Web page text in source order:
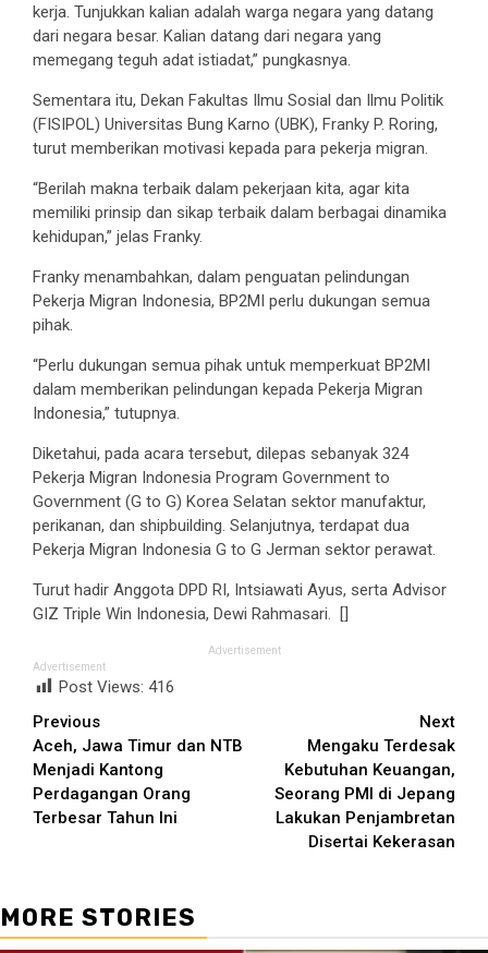
kerja. Tunjukkan kalian adalah warga negara yang datang
dari negara besar. Kalian datang dari negara yang
memegang teguh adat istiadat,” pungkasnya.
Sementara itu, Dekan Fakultas Ilmu Sosial dan Ilmu Politik
(FISIPOL) Universitas Bung Karno (UBK), Franky P. Roring,
turut memberikan motivasi kepada para pekerja migran.
“Berilah makna terbaik dalam pekerjaan kita, agar kita
memiliki prinsip dan sikap terbaik dalam berbagai dinamika
kehidupan,” jelas Franky.
Franky menambahkan, dalam penguatan pelindungan
Pekerja Migran Indonesia, BP2MI perlu dukungan semua
pihak.
“Perlu dukungan semua pihak untuk memperkuat BP2MI
dalam memberikan pelindungan kepada Pekerja Migran
Indonesia,” tutupnya.
Diketahui, pada acara tersebut, dilepas sebanyak 324
Pekerja Migran Indonesia Program Government to
Government (G to G) Korea Selatan sektor manufaktur,
perikanan, dan shipbuilding. Selanjutnya, terdapat dua
Pekerja Migran Indonesia G to G Jerman sektor perawat.
Turut hadir Anggota DPD RI, Intsiawati Ayus, serta Advisor
GIZ Triple Win Indonesia, Dewi Rahmasari. []
Advertisement
Advertisement
Post Views: 416
Continue
Reading
Previous
Aceh, Jawa Timur dan NTB
Menjadi Kantong
Perdagangan Orang
Terbesar Tahun Ini
Next
Mengaku Terdesak
Kebutuhan Keuangan,
Seorang PMI di Jepang
Lakukan Penjambretan
Disertai Kekerasan
MORE STORIES